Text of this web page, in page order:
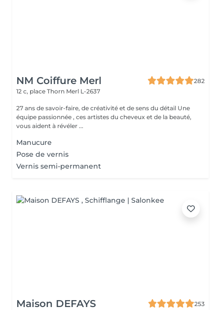
NM Coiffure Merl
282
12 c, place Thorn Merl L-2637
27 ans de savoir-faire, de créativité et de sens du détail Une
équipe passionnée , ces artistes du cheveux et de la beauté,
vous aident à révéler ...
Manucure
Pose de vernis
Vernis semi-permanent
Maison DEFAYS
253